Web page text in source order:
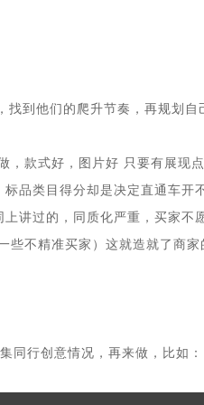
到他们的爬升节奏，再规划自
款式好，图片好 只要有展现
品类目得分却是决定直通车开
讲过的，同质化严重，买家不
不精准买家）这就造就了商
同行创意情况，再来做，比如：